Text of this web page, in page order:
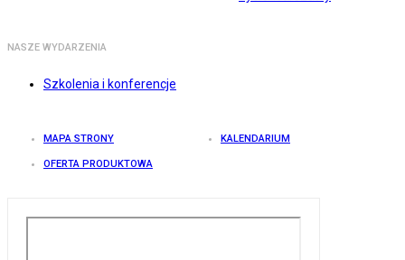
NASZE WYDARZENIA
Szkolenia i konferencje
MAPA STRONY KALENDARIUM
OFERTA PRODUKTOWA